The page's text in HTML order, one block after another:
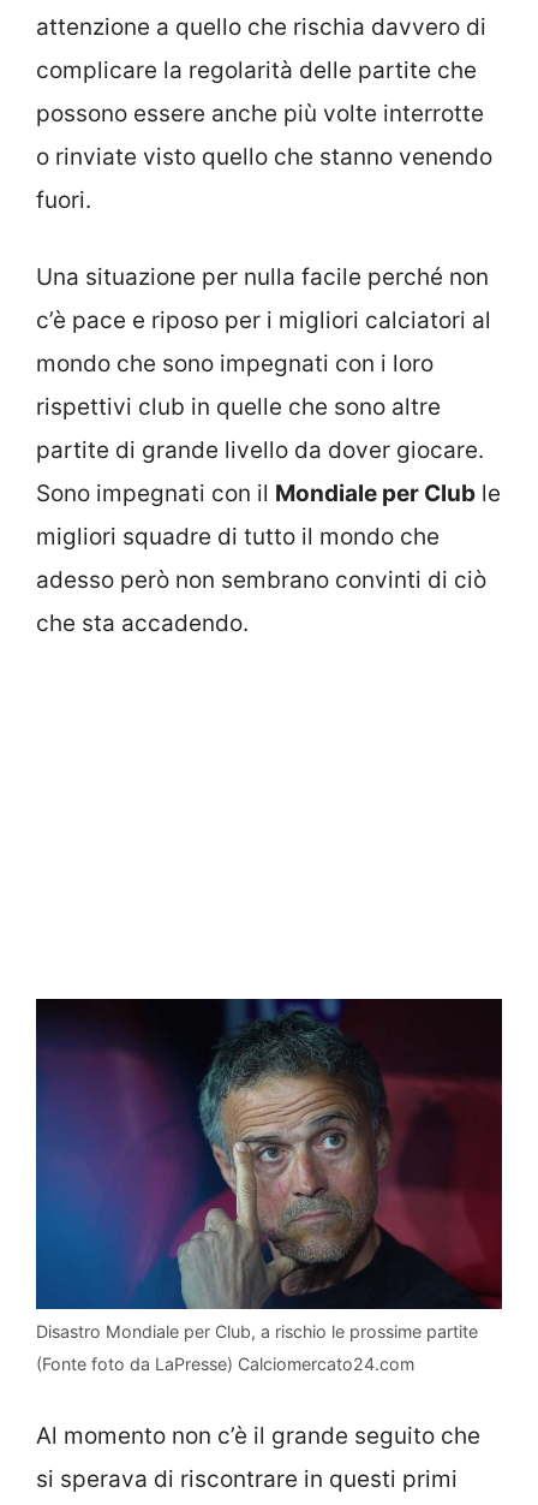
attenzione a quello che rischia davvero di
complicare la regolarità delle partite che
possono essere anche più volte interrotte
o rinviate visto quello che stanno venendo
fuori.
Una situazione per nulla facile perché non
c’è pace e riposo per i migliori calciatori al
mondo che sono impegnati con i loro
rispettivi club in quelle che sono altre
partite di grande livello da dover giocare.
Sono impegnati con il Mondiale per Club le
migliori squadre di tutto il mondo che
adesso però non sembrano convinti di ciò
che sta accadendo.
Disastro Mondiale per Club, a rischio le prossime partite
(Fonte foto da LaPresse) Calciomercato24.com
Al momento non c’è il grande seguito che
si sperava di riscontrare in questi primi